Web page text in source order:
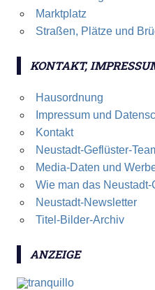
Marktplatz
Straßen, Plätze und
KONTAKT,
Hausordnung
Impressum und
Kontakt
Neustadt-Geflüster-
Media-Daten und
Wie man das Neustadt-
Neustadt-Newsletter
Titel-Bilder-Archiv
ANZEIGE